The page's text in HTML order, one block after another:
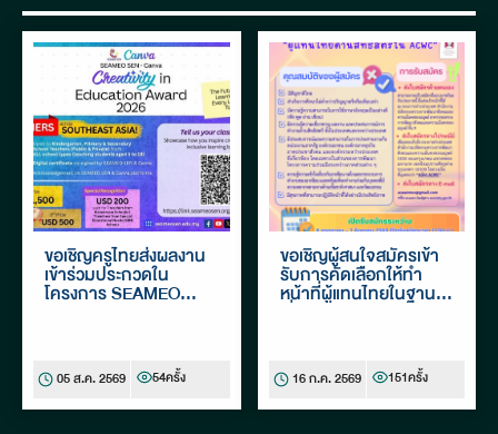
ขอเชิญครูไทยส่งผลงาน
เข้าร่วมประกวดใน
โครงการ SEAMEO
05 ส.ค. 2569 54ครั้ง
ขอเชิญผู้สนใจสมัครเข้า
รับการคัดเลือกให้ทำ
หน้าที่ผู้แทนไทยในฐานะผู้
เชี่ยวชาญด้านสิทธิสตรี
เสริมและคุ้มครองสิทธิ
สตรีและสิทธิเด็ก
(ASEAN Commission
16 ก.ค. 2569 151ครั้ง